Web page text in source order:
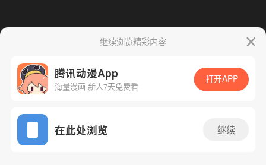
App免费看
继续浏览精彩内容
腾讯动漫App
海量漫画 新人7天免费看
打开APP
在此处浏览 继续